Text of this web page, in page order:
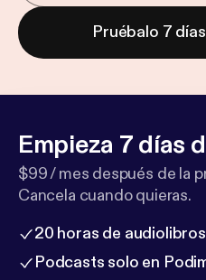
Pruébalo 7
Empieza 7 días
$99 / mes después de la
Cancela cuando quieras.
20 horas de
Podcasts solo en